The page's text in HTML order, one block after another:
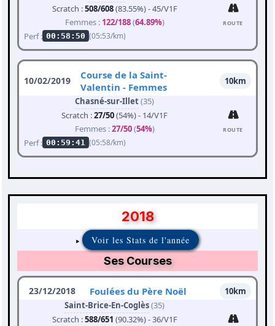
Scratch :508/608(83.55%) - 45/V1F
Femmes : 122/188(64.89%)
Perf : 00:58:50 (05:53/km)
ROUTE
10/02/2019
Course de la Saint-
Valentin - Femmes
10km
Chasné-sur-Illet(35)
Scratch :27/50(54%) - 14/V1F
Femmes :27/50(54%)
Perf : 00:59:41 (05:58/km)
ROUTE
2018
Voir les Stats de l'année
Ses Courses
23/12/2018 Foulées du Père Noël
10km
Saint-Brice-En-Coglès(35)
Scratch :588/651 (90.32%) - 36/V1F